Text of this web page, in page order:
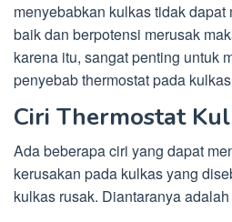
menyebabkan kulkas tidak
baik dan berpotensi merusak
karena itu, sangat penting untuk
penyebab thermostat pada
Ciri Thermostat
Ada beberapa ciri yang dapat
kerusakan pada kulkas yang
kulkas rusak. Diantaranya